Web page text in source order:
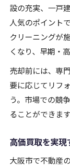
設の充実、一戸
人気のポイント
クリーニングが
くなり、早期・
売却前には、専
要に応じてリフ
う。市場での競
ることができます
高価買取を実
大阪市で不動産